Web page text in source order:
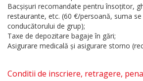
Bacșișuri recomandate pentru însoțitor,
restaurante, etc. (60 €/persoană, suma
conducătorului de grup);
Taxe de depozitare bagaje în gări;
Asigurare medicală și asigurare storno
Conditii de inscriere, retragere,